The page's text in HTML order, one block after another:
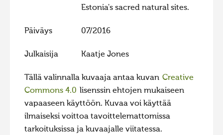
Hiite kuvavõistlus 2019
Hiite kuvavõistlus 2018
Hiite kuvavõistlus 2015
Hiite kuvavõistlus 2013
Hiite kuvavõistlus 2012
Estonia's sacred natural sites.
Päiväys 07/2016
Julkaisija Kaatje Jones
Tällä valinnalla kuvaaja antaa kuvan Creative
Commons 4.0 lisenssin ehtojen mukaiseen
vapaaseen käyttöön. Kuvaa voi käyttää
ilmaiseksi voittoa tavoittelemattomissa
tarkoituksissa ja kuvaajalle viitatessa.